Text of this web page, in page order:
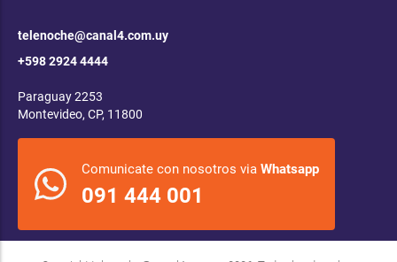
telenoche@canal4.com.uy
+598 2924 4444
Paraguay 2253
Montevideo, CP, 11800
Comunicate con nosotros via Whatsapp
091 444 001